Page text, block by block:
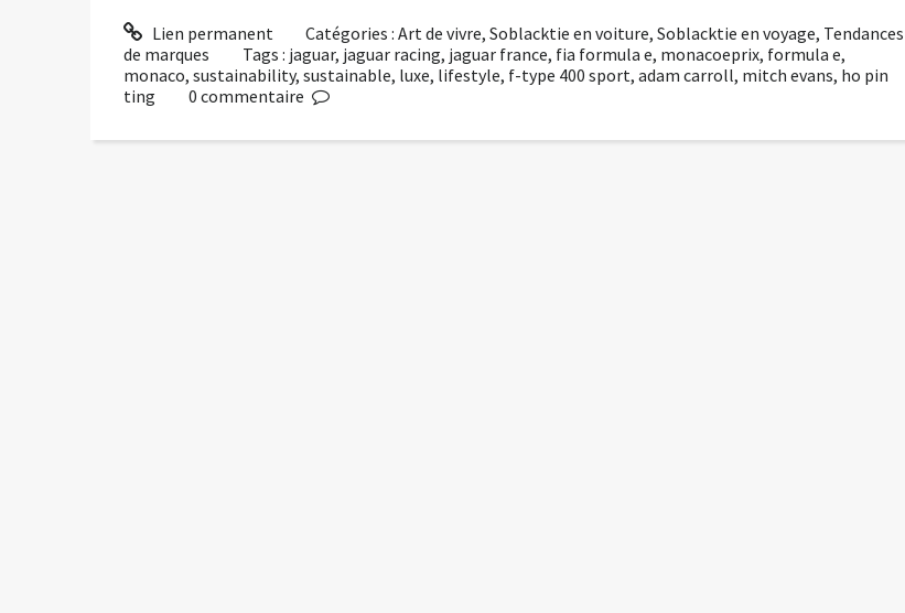
Lien permanent Catégories :Art de vivre,Soblacktie en voiture,Soblacktie en voyage, Tendances
de marques
Tags : jaguar, jaguar racing, jaguar france, fia formula e, monacoeprix, formula e,
monaco, sustainability, sustainable, luxe, lifestyle, f-type 400 sport, adam carroll, mitch evans, ho pin
ting
0 commentaire